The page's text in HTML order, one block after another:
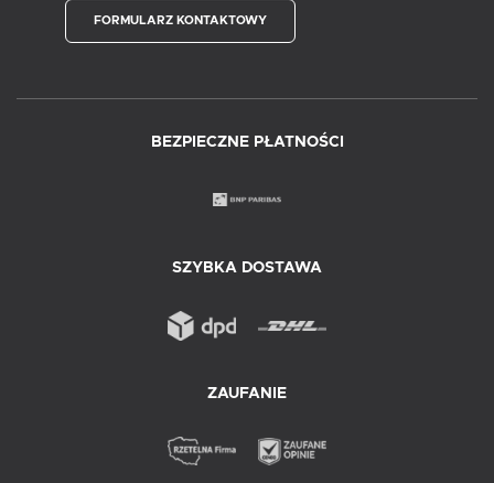
FORMULARZ KONTAKTOWY
BEZPIECZNE PŁATNOŚCI
SZYBKA DOSTAWA
ZAUFANIE